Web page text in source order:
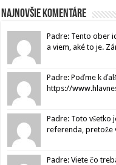
Najnovšie komentáre
Padre: Tento ober
a viem, aké to je.
Padre: Poďme k
https://
Padre: Toto všetko
referenda, pretože
Padre: Viete čo